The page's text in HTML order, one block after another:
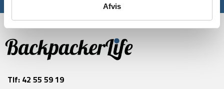
Afvis
Tlf: 42 55 59 19